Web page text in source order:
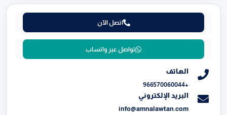
اتصل الآن
تواصل عبر واتساب
الهاتف
+966570060044
البريد الإلكتروني
info@amnalawtan.com